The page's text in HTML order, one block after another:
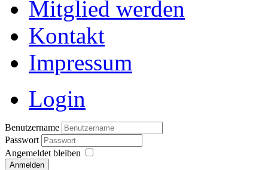
Mitglied werden
Kontakt
Impressum
Login
Benutzername
Passwort
Angemeldet bleiben
Anmelden